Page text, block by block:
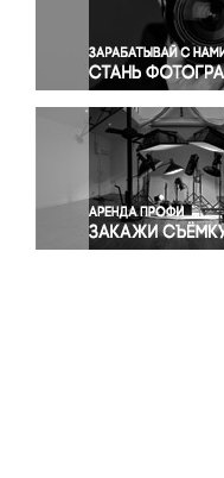
Правосудие
Происшествия
Религия
Светская жизнь
Спорт
Экология
Экономика и